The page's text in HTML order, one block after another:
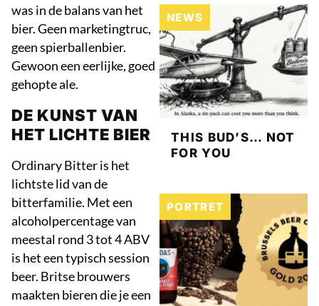
was in de balans van het
bier. Geen marketingtruc,
geen spierballenbier.
Gewoon een eerlijke, goed
gehopte ale.
DE KUNST VAN
HET LICHTE BIER
Ordinary Bitter is het
lichtste lid van de
bitterfamilie. Met een
alcoholpercentage van
meestal rond 3 tot 4 ABV
is het een typisch session
beer. Britse brouwers
maakten bieren die je een
NEWS
THIS BUD’S… NOT
FOR YOU
PORTRET